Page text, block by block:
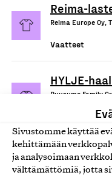
Sivustomme käyttää
kehittämään
ja analysoimaan
välttämättömiä, jotta
Reima-
Reima Europe Oy,
Vaatteet
HYLJE-
Ruusumo Family